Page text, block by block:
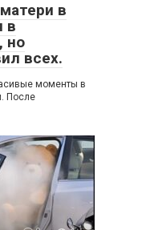
в
в
но
всех.
моменты в
После